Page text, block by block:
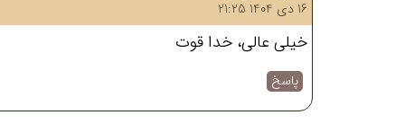
16 دی 1404 21:25
خیلی عالی، خدا قوت
پاسخ